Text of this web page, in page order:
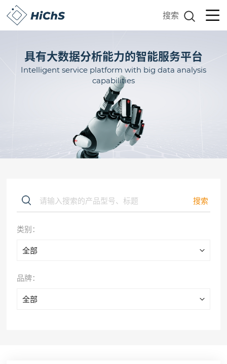
搜索
具有大数据分析能力的智能服务平台
Intelligent service platform with big data analysis
capabilities
类别：
全部
品牌：
全部